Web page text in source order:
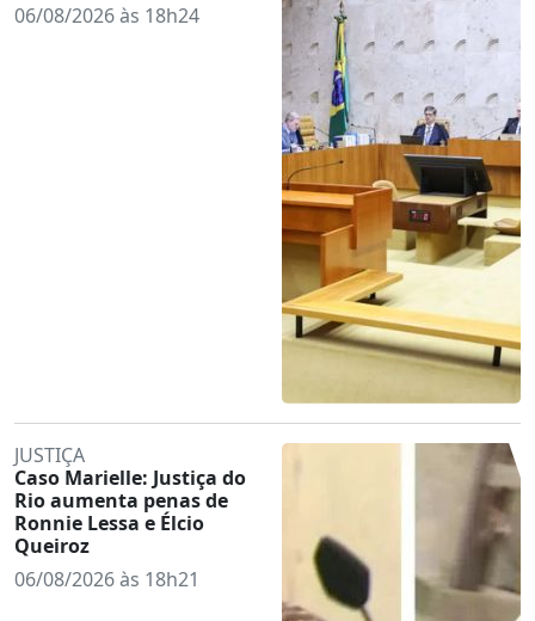
06/08/2026 às 18h24
JUSTIÇA
Caso Marielle: Justiça do
Rio aumenta penas de
Ronnie Lessa e Élcio
Queiroz
06/08/2026 às 18h21